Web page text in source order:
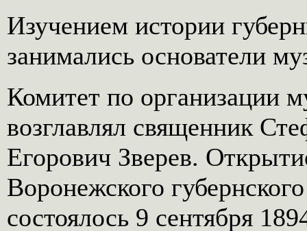
Изучением истории
занимались основатели
Комитет по организации
возглавлял священник
Егорович Зверев.
Воронежского
состоялось 9 сентября